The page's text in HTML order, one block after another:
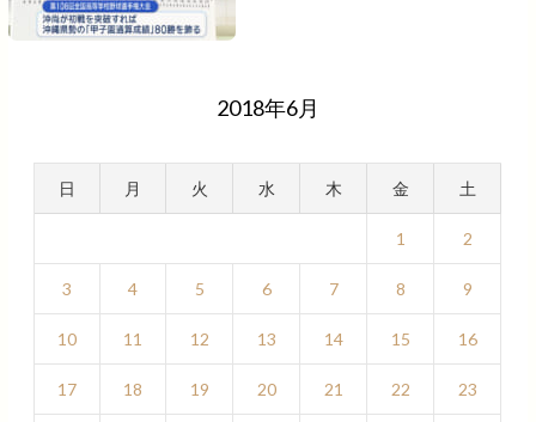
2018年6月
日 月 火 水 木 金 土
1 2
3 4 5 6 7 8 9
10 11 12 13 14 15 16
17 18 19 20 21 22 23